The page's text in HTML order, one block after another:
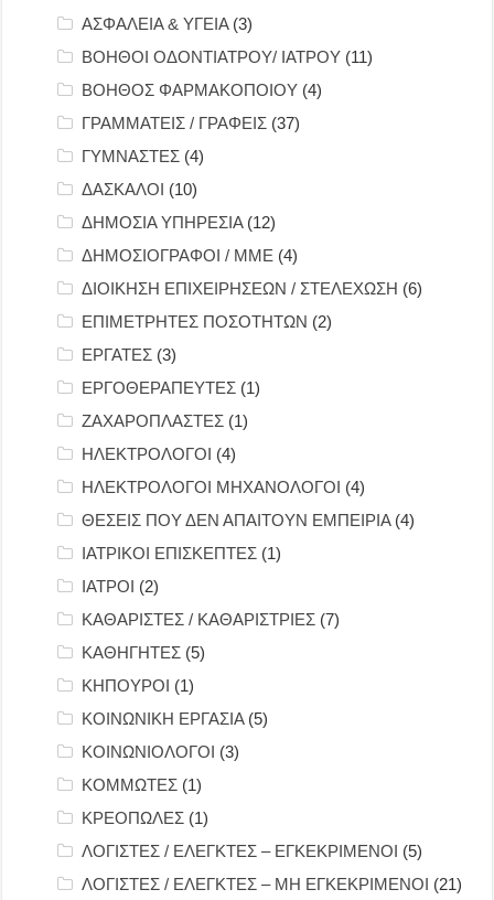
ΑΣΦΑΛΕΙΑ & ΥΓΕΙΑ(3)
ΒΟΗΘΟΙ ΟΔΟΝΤΙΑΤΡΟΥ/ ΙΑΤΡΟΥ (11)
ΒΟΗΘΟΣ ΦΑΡΜΑΚΟΠΟΙΟΥ (4)
ΓΡΑΜΜΑΤΕΙΣ / ΓΡΑΦΕΙΣ (37)
ΓΥΜΝΑΣΤΕΣ (4)
ΔΑΣΚΑΛΟΙ (10)
ΔΗΜΟΣΙΑ ΥΠΗΡΕΣΙΑ(12)
ΔΗΜΟΣΙΟΓΡΑΦΟΙ / ΜΜΕ (4)
ΔΙΟΙΚΗΣΗ ΕΠΙΧΕΙΡΗΣΕΩΝ / ΣΤΕΛΕΧΩΣΗ (6)
ΕΠΙΜΕΤΡΗΤΕΣ ΠΟΣΟΤΗΤΩΝ (2)
ΕΡΓΑΤΕΣ (3)
ΕΡΓΟΘΕΡΑΠΕΥΤΕΣ (1)
ΖΑΧΑΡΟΠΛΑΣΤΕΣ (1)
ΗΛΕΚΤΡΟΛΟΓΟΙ (4)
ΗΛΕΚΤΡΟΛΟΓΟΙ ΜΗΧΑΝΟΛΟΓΟΙ (4)
ΘΕΣΕΙΣ ΠΟΥ ΔΕΝ ΑΠΑΙΤΟΥΝ ΕΜΠΕΙΡΙΑ(4)
ΙΑΤΡΙΚΟΙ ΕΠΙΣΚΕΠΤΕΣ (1)
ΙΑΤΡΟΙ (2)
ΚΑΘΑΡΙΣΤΕΣ / ΚΑΘΑΡΙΣΤΡΙΕΣ (7)
ΚΑΘΗΓΗΤΕΣ (5)
ΚΗΠΟΥΡΟΙ (1)
ΚΟΙΝΩΝΙΚΗ ΕΡΓΑΣΙΑ(5)
ΚΟΙΝΩΝΙΟΛΟΓΟΙ (3)
ΚΟΜΜΩΤΕΣ (1)
ΚΡΕΟΠΩΛΕΣ (1)
ΛΟΓΙΣΤΕΣ / ΕΛΕΓΚΤΕΣ – ΕΓΚΕΚΡΙΜΕΝΟΙ (5)
ΛΟΓΙΣΤΕΣ / ΕΛΕΓΚΤΕΣ – ΜΗ ΕΓΚΕΚΡΙΜΕΝΟΙ (21)